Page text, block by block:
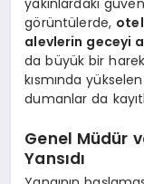
görüntülerde,
alevlerin geceyi
da büyük bir
kısmında
dumanlar da
Genel Müdür
Yansıdı